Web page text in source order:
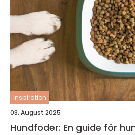
inspiration
03. August 2025
Hundfoder: En guide för